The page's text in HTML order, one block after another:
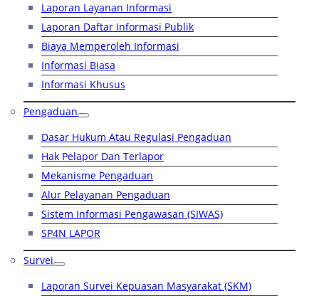
Laporan Layanan Informasi
Laporan Daftar Informasi Publik
Biaya Memperoleh Informasi
Informasi Biasa
Informasi Khusus
Pengaduan
Dasar Hukum Atau Regulasi Pengaduan
Hak Pelapor Dan Terlapor
Mekanisme Pengaduan
Alur Pelayanan Pengaduan
Sistem Informasi Pengawasan (SIWAS)
SP4N LAPOR
Survei
Laporan Survei Kepuasan Masyarakat (SKM)